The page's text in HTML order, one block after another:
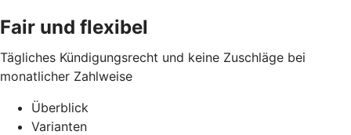
Fair und flexibel
Tägliches Kündigungsrecht und keine Zuschläge bei
monatlicher Zahlweise
Überblick
Varianten